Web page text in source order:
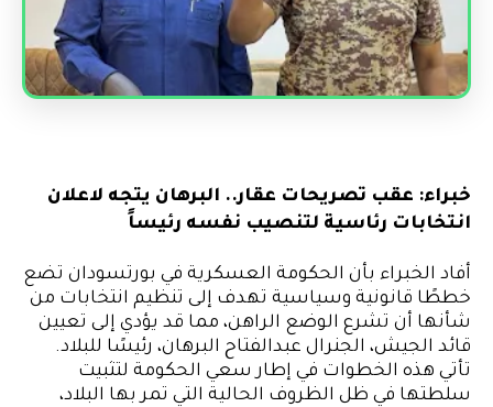
خبراء: عقب تصريحات عقار.. البرهان يتجه لاعلان
انتخابات رئاسية لتنصيب نفسه رئيساً
أفاد الخبراء بأن الحكومة العسكرية في بورتسودان تضع
خططًا قانونية وسياسية تهدف إلى تنظيم انتخابات من
شأنها أن تشرع الوضع الراهن، مما قد يؤدي إلى تعيين
قائد الجيش، الجنرال عبدالفتاح البرهان، رئيسًا للبلاد.
تأتي هذه الخطوات في إطار سعي الحكومة لتثبيت
سلطتها في ظل الظروف الحالية التي تمر بها البلاد،